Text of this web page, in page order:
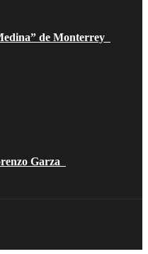
de Monterrey
Garza